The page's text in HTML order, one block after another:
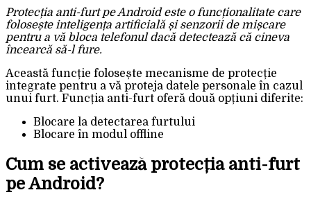
Protecția anti-furt pe Android este o funcționalitate care
folosește inteligența artificială și senzorii de mișcare
pentru a vă bloca telefonul dacă detectează că cineva
încearcă să-l fure.
Această funcție folosește mecanisme de protecție
integrate pentru a vă proteja datele personale în cazul
unui furt. Funcția anti-furt oferă două opțiuni diferite:
Blocare la detectarea furtului
Blocare în modul offline
Cum se activează protecția anti-furt
pe Android?